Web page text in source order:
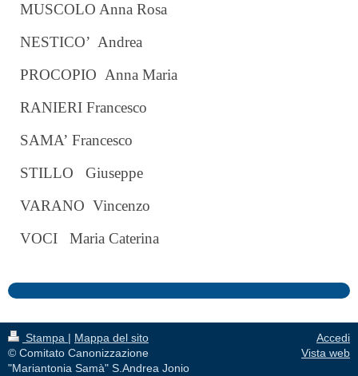
MUSCOLO Anna Rosa
NESTICO’ Andrea
PROCOPIO Anna Maria
RANIERI Francesco
SAMA’ Francesco
STILLO Giuseppe
VARANO Vincenzo
VOCI
Maria Caterina
Stampa | Mappa del sito
© Comitato Canonizzazione
"Mariantonia Samà" S.Andrea Jonio
Accedi
Vista web